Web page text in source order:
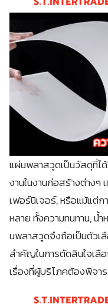
แผ่นพลาสวูดเป็นวัสดุที่ไ
งานในงานก่อสร้างต่างๆ
เฟอร์นิเจอร์, หรือแม้แต่
หลาย ทั้งความทนทาน, น้
นพลาสวูดจึงถือเป็นตัวเ
สำคัญในการตัดสินใจเลื
เรื่องที่ผู้บริโภคต้องพิจ